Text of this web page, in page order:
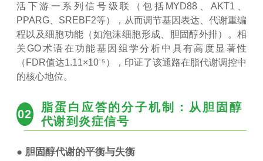
活下游一系列信号级联（包括MYD88、AKT1、
PPARG、SREBF2等），从而调节基因表达、代谢重编
程以及细胞功能（如泡沫细胞形成、胆固醇外排）。相
关GO术语在功能基因组学分析中具有高度显著性
（FDR值达1.11×10⁻⁵），印证了该通路在脂代谢调控中
的核心地位。
02
脂蛋白应答的分子机制：从胆固醇
代谢到炎症信号
● 胆固醇代谢的平衡与失衡